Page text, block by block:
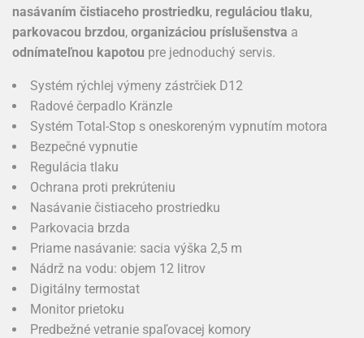
nasávaním čistiaceho prostriedku, reguláciou tlaku,
parkovacou brzdou, organizáciou príslušenstva a
odnímateľnou kapotou pre jednoduchý servis.
Systém rýchlej výmeny zástrčiek D12
Radové čerpadlo Kränzle
Systém Total-Stop s oneskoreným vypnutím motora
Bezpečné vypnutie
Regulácia tlaku
Ochrana proti prekrúteniu
Nasávanie čistiaceho prostriedku
Parkovacia brzda
Priame nasávanie: sacia výška 2,5 m
Nádrž na vodu: objem 12 litrov
Digitálny termostat
Monitor prietoku
Predbežné vetranie spaľovacej komory